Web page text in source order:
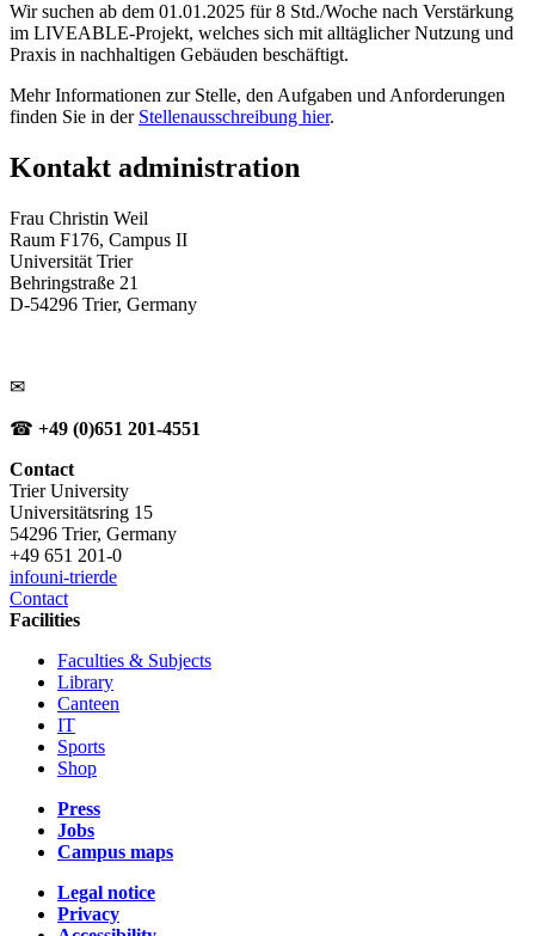
Wir suchen ab dem 01.01.2025 für 8 Std./Woche nach Verstärkung
im LIVEABLE-Projekt, welches sich mit alltäglicher Nutzung und
Praxis in nachhaltigen Gebäuden beschäftigt.
Mehr Informationen zur Stelle, den Aufgaben und Anforderungen
finden Sie in der Stellenausschreibung hier.
Kontakt administration
Frau Christin Weil
Raum F176, Campus II
Universität Trier
Behringstraße 21
D-54296 Trier, Germany
✉
☎ +49 (0)651 201-4551
Contact
Trier University
Universitätsring 15
54296 Trier, Germany
+49 651 201-0
infouni-trierde
Contact
Facilities
Faculties & Subjects
Library
Canteen
IT
Sports
Shop
Press
Jobs
Campus maps
Legal notice
Privacy